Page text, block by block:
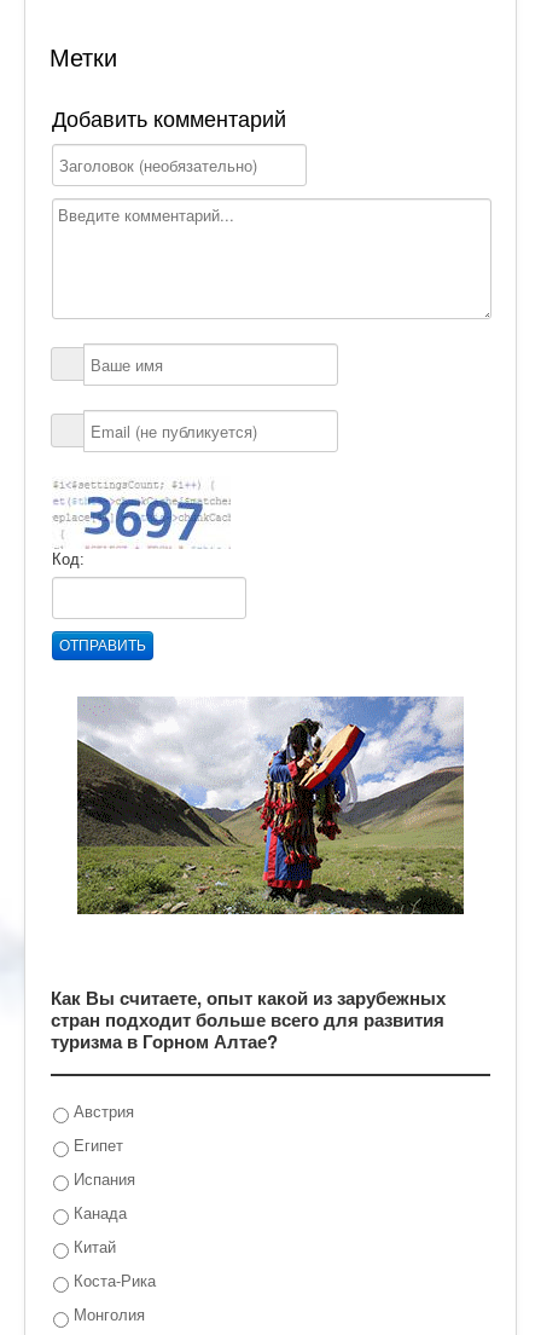
Метки
Добавить комментарий
Код:
ОТПРАВИТЬ
Как Вы считаете, опыт какой из зарубежных
стран подходит больше всего для развития
туризма в Горном Алтае?
Австрия
Египет
Испания
Канада
Китай
Коста-Рика
Монголия